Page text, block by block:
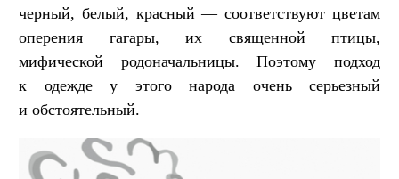
черный, белый, красный — соответствуют цветам
оперения гагары, их священной птицы,
мифической родоначальницы. Поэтому подход
к одежде у этого народа очень серьезный
и обстоятельный.